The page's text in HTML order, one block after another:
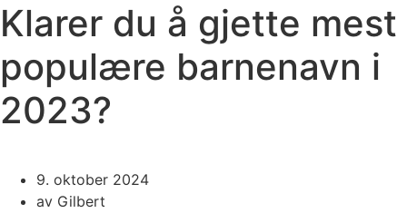
Klarer du å gjette mest
populære barnenavn i
2023?
9. oktober 2024
av Gilbert